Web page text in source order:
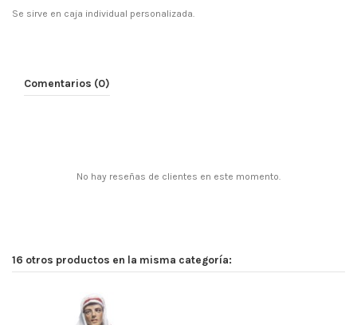
Se sirve en caja individual personalizada.
Comentarios (0)
No hay reseñas de clientes en este momento.
16 otros productos en la misma categoría: